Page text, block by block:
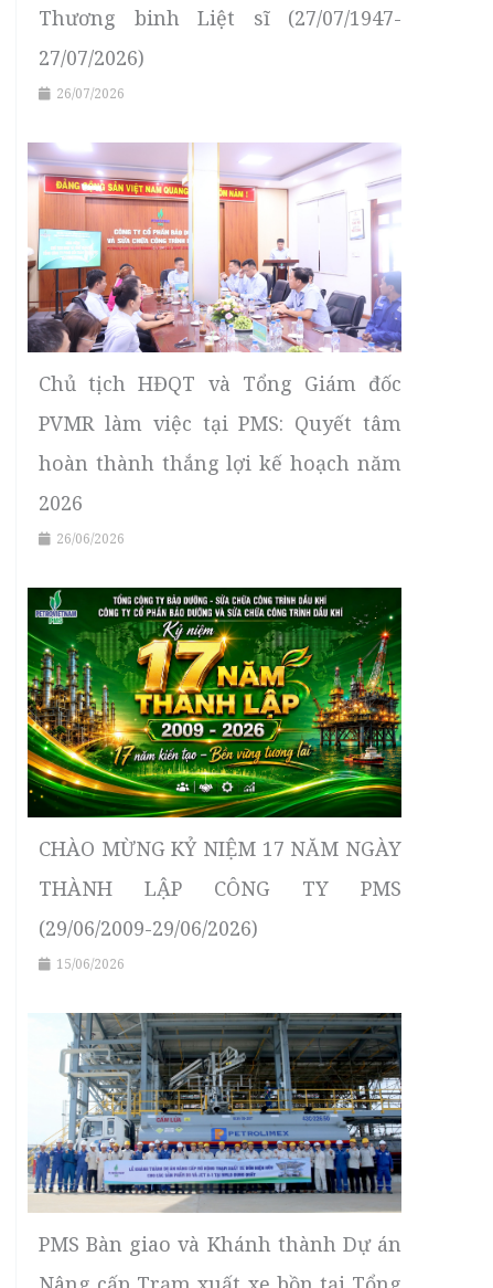
Thương binh Liệt sĩ (27/07/1947-
27/07/2026)
26/07/2026
Chủ tịch HĐQT và Tổng Giám đốc
PVMR làm việc tại PMS: Quyết tâm
hoàn thành thắng lợi kế hoạch năm
2026
26/06/2026
CHÀO MỪNG KỶ NIỆM 17 NĂM NGÀY
THÀNH LẬP CÔNG TY PMS
(29/06/2009-29/06/2026)
15/06/2026
PMS Bàn giao và Khánh thành Dự án